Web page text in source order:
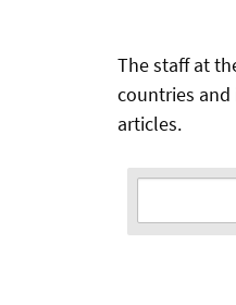
The staff at
countries and
articles.